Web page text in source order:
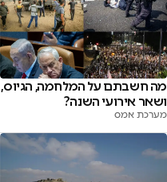
מה חשבתם על המלחמה, הגיוס,
ושאר אירועי השנה?
מערכת אמס